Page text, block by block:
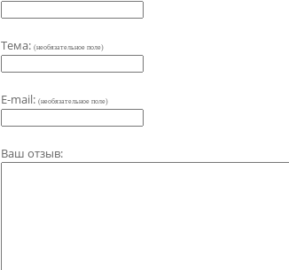
Тема: (необязательное поле)
E-mail: (необязательное поле)
Ваш отзыв: